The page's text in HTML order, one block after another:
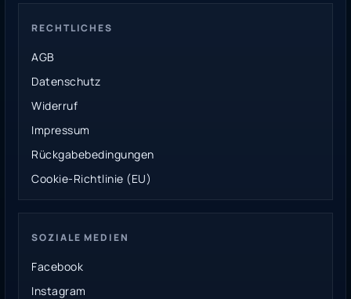
RECHTLICHES
AGB
Datenschutz
Widerruf
Impressum
Rückgabebedingungen
Cookie-Richtlinie (EU)
SOZIALE MEDIEN
Facebook
Instagram